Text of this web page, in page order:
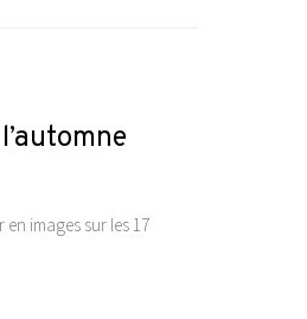
images sur les 17